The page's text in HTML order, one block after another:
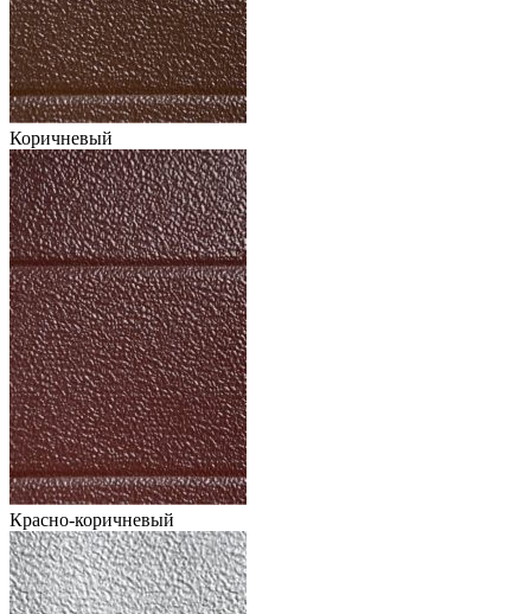
Коричневый
Красно-коричневый